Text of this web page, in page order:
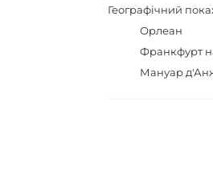
Географічний
Орлеан
Франкфурт
Мануар